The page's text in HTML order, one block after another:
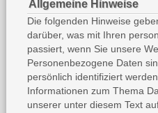
Allgemeine Hinweise
Die folgenden Hinweise
darüber, was mit Ihren
passiert, wenn Sie unsere
Personenbezogene Daten
persönlich identifiziert
Informationen zum Thema
unserer unter diesem Text